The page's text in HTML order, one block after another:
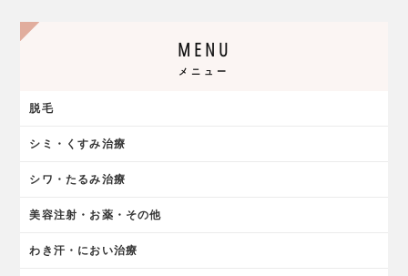
MENU
メニュー
脱毛
シミ・くすみ治療
シワ・たるみ治療
美容注射・お薬・その他
わき汗・におい治療